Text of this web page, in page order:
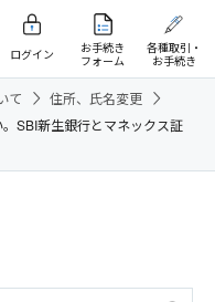
ログイン
お手続き
フォーム
各種取引・
お手続き
て
住所、氏名変更
SBI新生銀行とマネックス証